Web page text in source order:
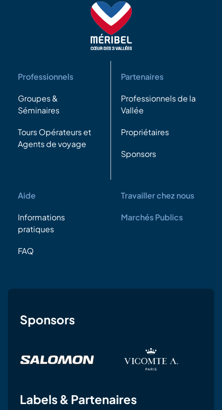
Professionnels
Groupes &
Séminaires
Tours Opérateurs et
Agents de voyage
Partenaires
Professionnels de la
Vallée
Propriétaires
Sponsors
Aide
Informations
pratiques
FAQ
Travailler chez nous
Marchés Publics
Sponsors
Labels & Partenaires